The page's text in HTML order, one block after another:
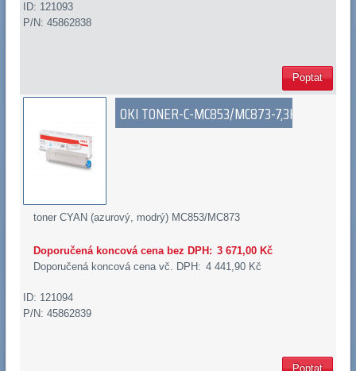
ID: 121093
P/N: 45862838
Poptat
OKI TONER-C-MC853/MC873-7,3K
toner CYAN (azurový, modrý) MC853/MC873
Doporučená koncová cena bez DPH: 3 671,00 Kč
Doporučená koncová cena vč. DPH: 4 441,90 Kč
ID: 121094
P/N: 45862839
Poptat